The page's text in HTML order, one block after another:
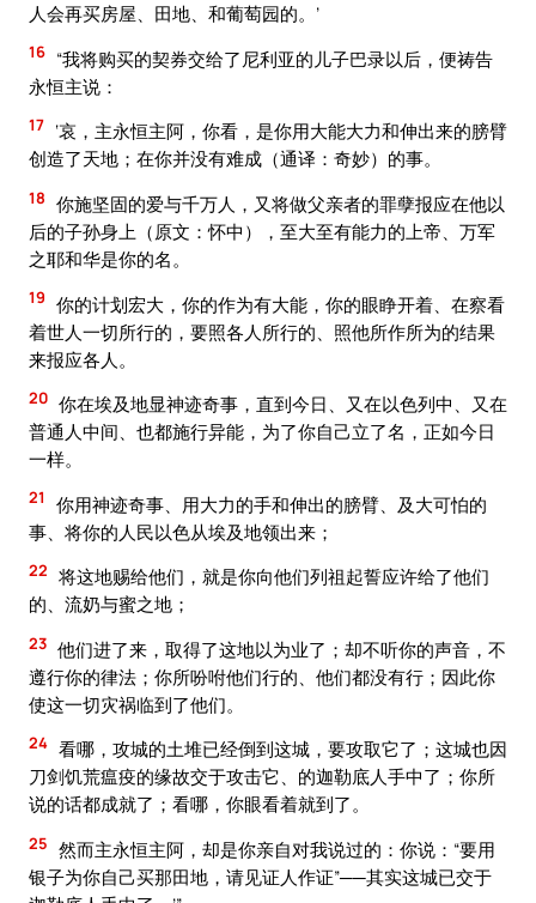
人会再买房屋、田地、和葡萄园的。’
16 “我将购买的契券交给了尼利亚的儿子巴录以后，便祷告
永恒主说：
17 ‘哀，主永恒主阿，你看，是你用大能大力和伸出来的膀臂
创造了天地；在你并没有难成（通译：奇妙）的事。
18 你施坚固的爱与千万人，又将做父亲者的罪孽报应在他以
后的子孙身上（原文：怀中），至大至有能力的上帝、万军
之耶和华是你的名。
19 你的计划宏大，你的作为有大能，你的眼睁开着、在察看
着世人一切所行的，要照各人所行的、照他所作所为的结果
来报应各人。
20 你在埃及地显神迹奇事，直到今日、又在以色列中、又在
普通人中间、也都施行异能，为了你自己立了名，正如今日
一样。
21
你用神迹奇事、用大力的手和伸出的膀臂、及大可怕的
事、将你的人民以色从埃及地领出来；
22 将这地赐给他们，就是你向他们列祖起誓应许给了他们
的、流奶与蜜之地；
23 他们进了来，取得了这地以为业了；却不听你的声音，不
遵行你的律法；你所吩咐他们行的、他们都没有行；因此你
使这一切灾祸临到了他们。
24 看哪，攻城的土堆已经倒到这城，要攻取它了；这城也因
刀剑饥荒瘟疫的缘故交于攻击它、的迦勒底人手中了；你所
说的话都成就了；看哪，你眼看着就到了。
25 然而主永恒主阿，却是你亲自对我说过的：你说：“要用
银子为你自己买那田地，请见证人作证”──其实这城已交于